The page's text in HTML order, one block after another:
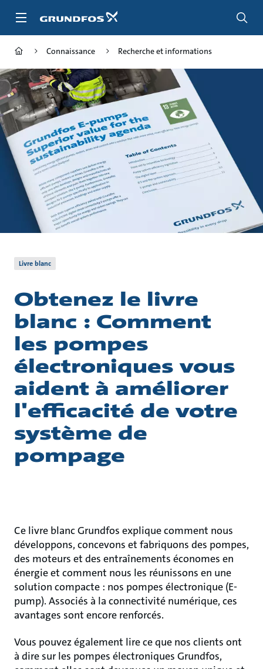
Connaissance Recherche et informations
Livre blanc
Obtenez le livre
blanc : Comment
les pompes
électroniques vous
aident à améliorer
l'efficacité de votre
système de
pompage
Ce livre blanc Grundfos explique comment nous
développons, concevons et fabriquons des pompes,
des moteurs et des entraînements économes en
énergie et comment nous les réunissons en une
solution compacte : nos pompes électronique (E-
pump). Associés à la connectivité numérique, ces
avantages sont encore renforcés.
Vous pouvez également lire ce que nos clients ont
à dire sur les pompes électroniques Grundfos,